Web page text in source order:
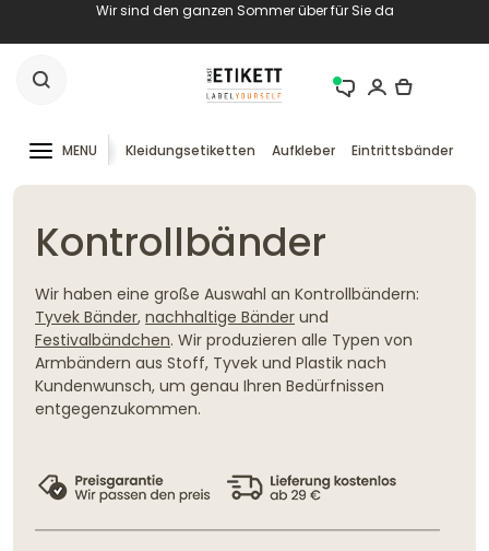
Wir sind den ganzen Sommer über für Sie da
MENU Kleidungsetiketten Aufkleber Eintrittsbänder
Kontrollbänder
Wir haben eine große Auswahl an Kontrollbändern:
Tyvek Bänder, nachhaltige Bänder und
Festivalbändchen. Wir produzieren alle Typen von
Armbändern aus Stoff, Tyvek und Plastik nach
Kundenwunsch, um genau Ihren Bedürfnissen
entgegenzukommen.